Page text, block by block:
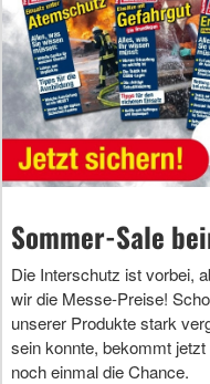
Sommer-Sale
Die Interschutz ist vorbei,
wir die Messe-Preise!
unserer Produkte stark
sein konnte, bekommt
noch einmal die Chance.